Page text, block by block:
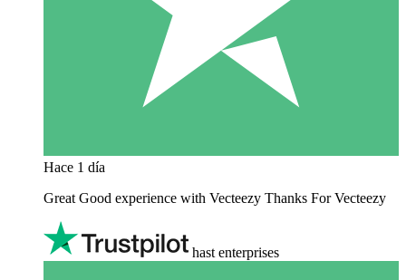
Hace 1 día
Great Good experience with Vecteezy Thanks For Vecteezy
hast enterprises